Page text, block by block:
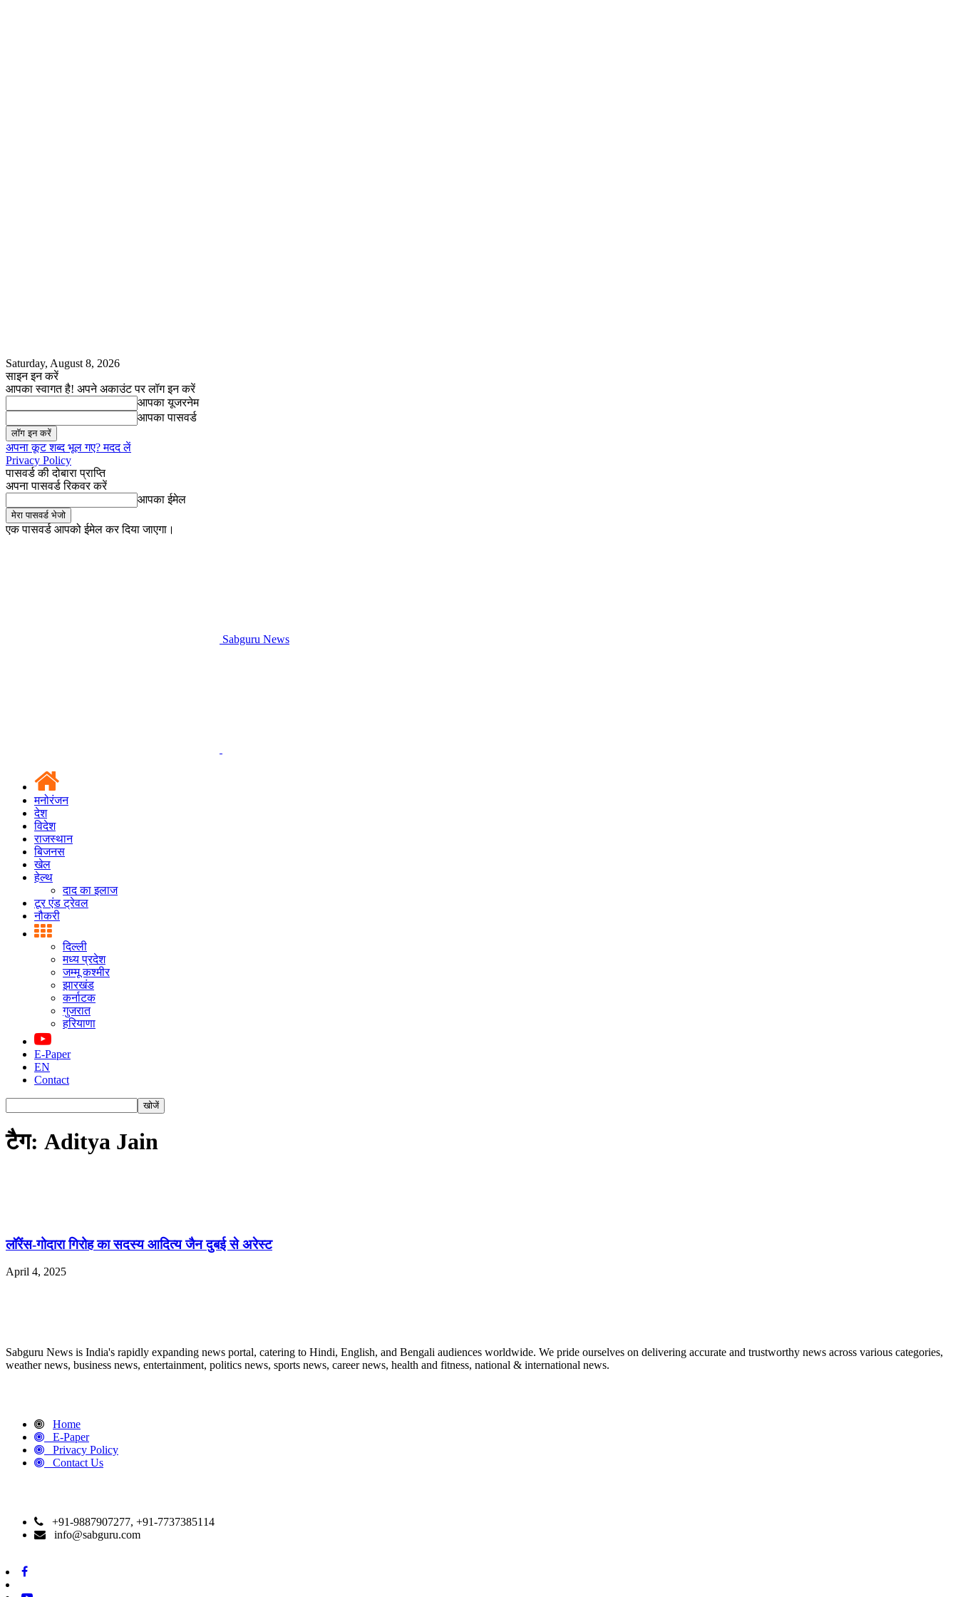
Saturday, August 8, 2026
साइन इन करें
आपका स्वागत है! अपने अकाउंट पर लॉग इन करें
आपका यूजरनेम
आपका पासवर्ड
अपना कूट शब्द भूल गए? मदद लें
Privacy Policy
पासवर्ड की दोबारा प्राप्ति
अपना पासवर्ड रिकवर करें
आपका ईमेल
एक पासवर्ड आपको ईमेल कर दिया जाएगा।
Sabguru News
मनोरंजन
देश
विदेश
राजस्थान
बिजनस
खेल
हेल्थ
दाद का इलाज
टूर एंड ट्रेवल
नौकरी
दिल्ली
मध्य प्रदेश
जम्मू कश्मीर
झारखंड
कर्नाटक
गुजरात
हरियाणा
E-Paper
EN
Contact
टैग: Aditya Jain
लॉरेंस-गोदारा गिरोह का सदस्य आदित्य जैन दुबई से अरेस्ट
April 4, 2025
Sabguru News is India's rapidly expanding news portal, catering to Hindi, English, and Bengali audiences worldwide. We pride ourselves on delivering accurate and trustworthy news across various categories,
weather news, business news, entertainment, politics news, sports news, career news, health and fitness, national & international news.
Home
E-Paper
Privacy Policy
Contact Us
+91-9887907277, +91-7737385114
info@sabguru.com